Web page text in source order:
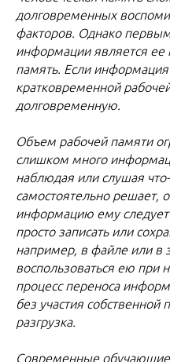
долговременных
факторов. Однако
информации является ее
память. Если
кратковременной
долговременную.
Объем рабочей памяти
слишком много
наблюдая или слушая
самостоятельно решает,
информацию ему
просто записать или
например, в файле или в
воспользоваться ею при
процесс переноса
без участия собственной
разгрузка.
Современные